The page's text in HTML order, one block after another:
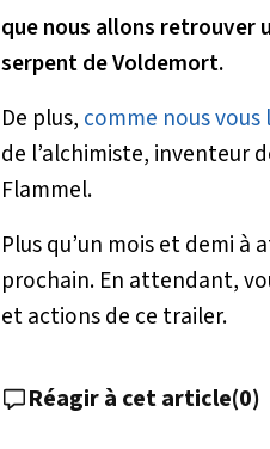
que nous allons retrouver
serpent de Voldemort.
De plus, comme nous
de l’alchimiste, inventeur
Flammel.
Plus qu’un mois et demi
prochain. En attendant,
et actions de ce trailer.
Réagir à cet article(0)